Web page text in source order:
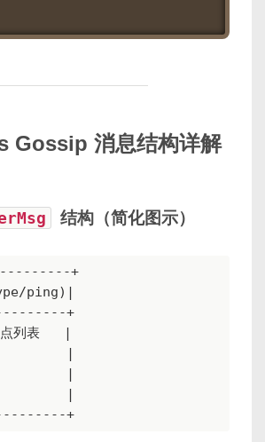
Gossip 消息结构详解
结构（简化图示）
+
ping)|
+
列表   |
|
|
|
+